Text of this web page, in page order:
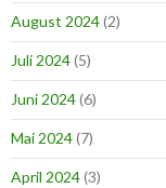
August 2024(2)
Juli 2024(5)
Juni 2024(6)
Mai 2024(7)
April 2024(3)